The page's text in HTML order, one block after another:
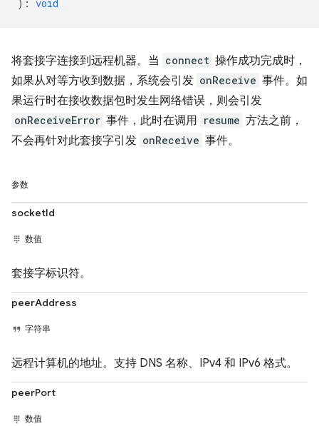
) : void
将套接字连接到远程机器。当 connect 操作成功完成时，
如果从对等方收到数据，系统会引发 onReceive 事件。如
果运行时在接收数据包时发生网络错误，则会引发
onReceiveError 事件，此时在调用 resume 方法之前，
不会再针对此套接字引发 onReceive 事件。
参数
socketId
数值
套接字标识符。
peerAddress
字符串
远程计算机的地址。支持 DNS 名称、IPv4 和 IPv6 格式。
peerPort
数值